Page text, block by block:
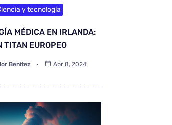
y tecnología
MÉDICA EN IRLANDA:
TITAN EUROPEO
Benítez Abr 8, 2024